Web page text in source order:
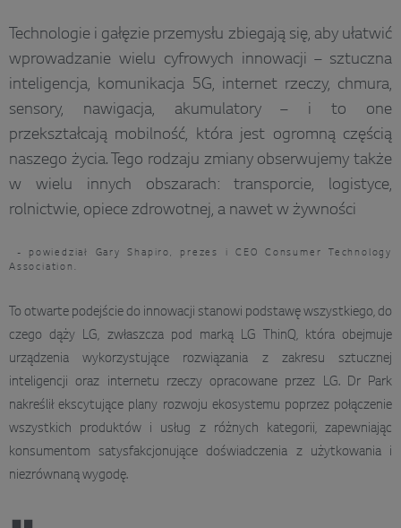
Technologie i gałęzie przemysłu zbiegają się, aby ułatwić
wprowadzanie wielu cyfrowych innowacji – sztuczna
inteligencja, komunikacja 5G, internet rzeczy, chmura,
sensory, nawigacja, akumulatory – i to one
przekształcają mobilność, która jest ogromną częścią
naszego życia. Tego rodzaju zmiany obserwujemy także
w wielu innych obszarach: transporcie, logistyce,
rolnictwie, opiece zdrowotnej, a nawet w żywności
- powiedział Gary Shapiro, prezes i CEO Consumer Technology
Association.
To otwarte podejście do innowacji stanowi podstawę wszystkiego, do
czego dąży LG, zwłaszcza pod marką LG ThinQ, która obejmuje
urządzenia wykorzystujące rozwiązania z zakresu sztucznej
inteligencji oraz internetu rzeczy opracowane przez LG. Dr Park
nakreślił ekscytujące plany rozwoju ekosystemu poprzez połączenie
wszystkich produktów i usług z różnych kategorii, zapewniając
konsumentom satysfakcjonujące doświadczenia z użytkowania i
niezrównaną wygodę.